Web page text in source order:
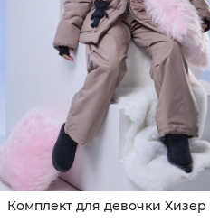
Комплект для девочки Хизер